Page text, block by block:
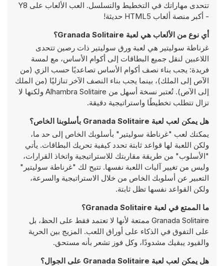
تتحدى مهاراتك في التخطيط والتسلسل. العب الألعاب على Y8
- أكبر منصة ألعاب HTML5 حديثة!
أي نوع من الألعاب هي لعبة Granada Solitaire؟
غرناطة سوليتير هي لعبة ورق سوليتير ذات رصين تتحدى
اللاعبين لنقل جميع البطاقات إلى أكوام الأساس، مع لمسة
فريدة: يجب بناء نصف أكوام الأساس تصاعديًا حسب الزي (من
الآص إلى الملك)، بينما يجب بناء النصف الآخر تنازليًا (من الملك
إلى الآص). تُعتبر نسخة أسهل من Alhambra Solitaire ولكنها لا
تزال تتطلب تخطيطًا واستراتيجية دقيقة.
هل يمكن لعب لعبة Granada Solitaire بأسلوبنا الخاص؟
يمكنك لعب "غرناطة سوليتير" بأسلوبك الخاص إلى حد ما،
ولكن اللعبة لها قواعد ثابتة تحدد كيفية تحريك البطاقات. يأتي
"الأسلوب" من طريقة مقاربتك للاستراتيجية واتخاذ القرارات،
وليس من تغيير آليات اللعبة نفسها. تتيح لك "غرناطة سوليتير"
التعبير عن أسلوبك الخاص من خلال الاستراتيجية والسرعة،
ولكن القواعد نفسها تظل ثابتة.
ما الممتع في لعبة Granada Solitaire؟
Granada Solitaire ممتعة لأنها لا تعتمد فقط على الحظ، بل
على التفوق في الذكاء على أوراق اللعب. المزيج بين الحرية
والقيود يبقيك مشدودًا، وكل فوز تشعر بأنه مستحق.
هل يمكن لعب لعبة Granada Solitaire على الجوال؟